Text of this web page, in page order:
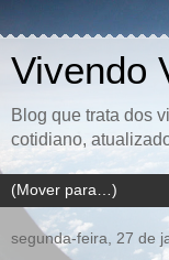
Vivendo
Blog que trata dos
cotidiano,
segunda-feira, 27 de